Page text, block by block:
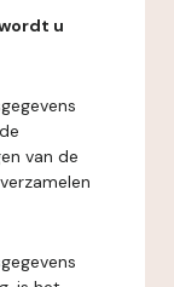
u
van de